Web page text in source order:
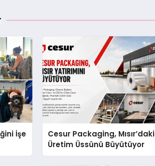
İşe
Cesur Packaging, Mısır’daki
Üretim Üssünü Büyütüyor